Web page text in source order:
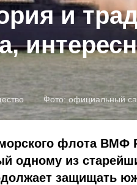
и
Фото:официальный
флота ВМФ
одному из
защищать